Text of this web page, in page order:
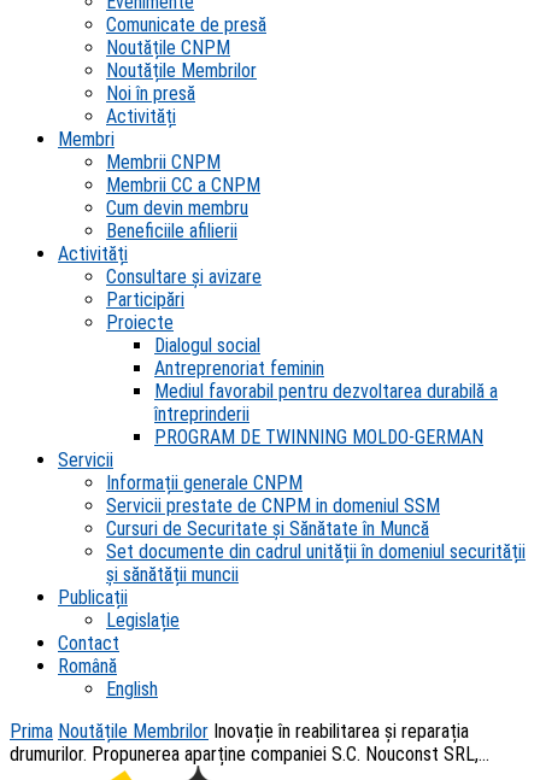
Comunicate de presă
Noutățile CNPM
Noutățile Membrilor
Noi în presă
Activități
Membri
Membrii CNPM
Membrii CC a CNPM
Cum devin membru
Beneficiile afilierii
Activități
Consultare și avizare
Participări
Proiecte
Dialogul social
Antreprenoriat feminin
Mediul favorabil pentru dezvoltarea durabilă a
întreprinderii
PROGRAM DE TWINNING MOLDO-GERMAN
Servicii
Informații generale CNPM
Servicii prestate de CNPM in domeniul SSM
Cursuri de Securitate și Sănătate în Muncă
Set documente din cadrul unității în domeniul securității
și sănătății muncii
Publicații
Legislație
Contact
Română
English
Prima Noutățile Membrilor Inovație în reabilitarea și reparația
drumurilor. Propunerea aparține companiei S.C. Nouconst SRL,...